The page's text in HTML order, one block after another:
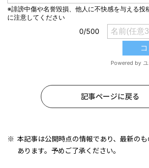
記事ページに戻る
本記事は公開時点の情報であり、最新の
あります。予めご了承ください。